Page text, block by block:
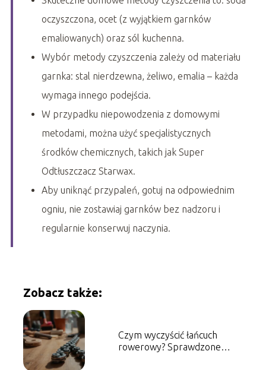
oczyszczona, ocet (z wyjątkiem garnków
emaliowanych) oraz sól kuchenna.
Wybór metody czyszczenia zależy od materiału
garnka: stal nierdzewna, żeliwo, emalia – każda
wymaga innego podejścia.
W przypadku niepowodzenia z domowymi
metodami, można użyć specjalistycznych
środków chemicznych, takich jak Super
Odtłuszczacz Starwax.
Aby uniknąć przypaleń, gotuj na odpowiednim
ogniu, nie zostawiaj garnków bez nadzoru i
regularnie konserwuj naczynia.
Zobacz także:
Czym wyczyścić łańcuch
rowerowy? Sprawdzone